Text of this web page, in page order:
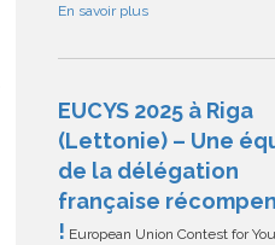
En savoir plus
EUCYS 2025 à Riga
(Lettonie) – Une
de la délégation
française
! European Union Contest for